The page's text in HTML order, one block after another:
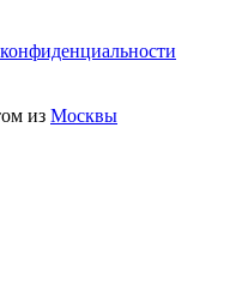
из Москвы